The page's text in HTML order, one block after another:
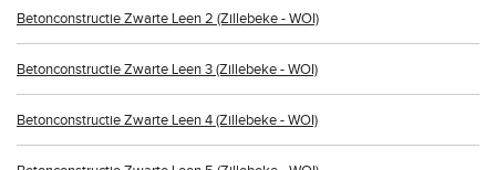
Betonconstructie Zwarte Leen 2 (Zillebeke - WOI)
Betonconstructie Zwarte Leen 3 (Zillebeke - WOI)
Betonconstructie Zwarte Leen 4 (Zillebeke - WOI)